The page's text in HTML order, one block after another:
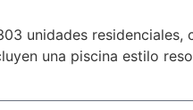
unidades
una piscina estilo